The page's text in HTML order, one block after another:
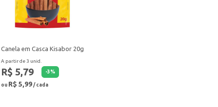
Canela em Casca Kisabor 20g
A partir de 3 unid.
R$ 5,79 -3%
ou R$ 5,99/ cada